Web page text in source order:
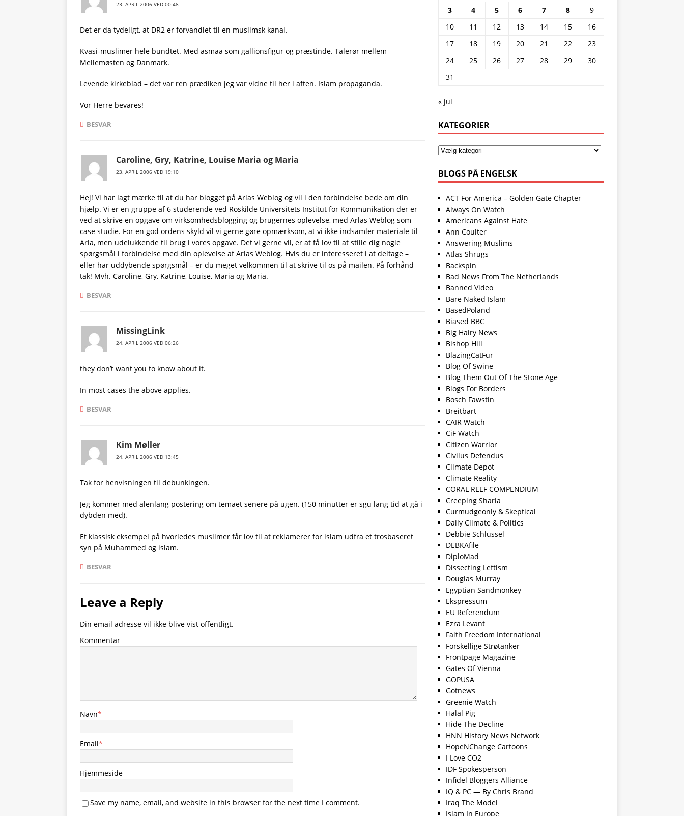
23. APRIL 2006 VED 00:48
Det er da tydeligt, at DR2 er forvandlet til en muslimsk kanal.
Kvasi-muslimer hele bundtet. Med asmaa som gallionsfigur og præstinde. Talerør mellem
Mellemøsten og Danmark.
Levende kirkeblad – det var ren prædiken jeg var vidne til her i aften. Islam propaganda.
Vor Herre bevares!
BESVAR
Caroline, Gry, Katrine, Louise Maria og Maria
23. APRIL 2006 VED 19:10
Hej! Vi har lagt mærke til at du har blogget på Arlas Weblog og vil i den forbindelse bede om din
hjælp. Vi er en gruppe af 6 studerende ved Roskilde Universitets Institut for Kommunikation der er
ved at skrive en opgave om virksomhedsblogging og brugernes oplevelse, med Arlas Weblog som
case studie. For en god ordens skyld vil vi gerne gøre opmærksom, at vi ikke indsamler materiale til
Arla, men udelukkende til brug i vores opgave. Det vi gerne vil, er at få lov til at stille dig nogle
spørgsmål i forbindelse med din oplevelse af Arlas Weblog. Hvis du er interesseret i at deltage –
eller har uddybende spørgsmål – er du meget velkommen til at skrive til os på mailen. På forhånd
tak! Mvh. Caroline, Gry, Katrine, Louise, Maria og Maria.
BESVAR
MissingLink
24. APRIL 2006 VED 06:26
they don’t want you to know about it.
In most cases the above applies.
BESVAR
Kim Møller
24. APRIL 2006 VED 13:45
Tak for henvisningen til debunkingen.
Jeg kommer med alenlang postering om temaet senere på ugen. (150 minutter er sgu lang tid at gå i
dybden med).
Et klassisk eksempel på hvorledes muslimer får lov til at reklamerer for islam udfra et trosbaseret
syn på Muhammed og islam.
BESVAR
Leave a Reply
Din email adresse vil ikke blive vist offentligt.
Kommentar
Navn*
Email*
Hjemmeside
Save my name, email, and website in this browser for the next time I comment.
3
4 5 6 7 8
9
10
11 12 13 14 15
16
17
18 19 20 21 22
23
24
25 26 27 28 29
30
31
« jul
KATEGORIER
BLOGS PÅ ENGELSK
ACT For America – Golden Gate Chapter
Always On Watch
Americans Against Hate
Ann Coulter
Answering Muslims
Atlas Shrugs
Backspin
Bad News From The Netherlands
Banned Video
Bare Naked Islam
BasedPoland
Biased BBC
Big Hairy News
Bishop Hill
BlazingCatFur
Blog Of Swine
Blog Them Out Of The Stone Age
Blogs For Borders
Bosch Fawstin
Breitbart
CAIR Watch
CiF Watch
Citizen Warrior
Civilus Defendus
Climate Depot
Climate Reality
CORAL REEF COMPENDIUM
Creeping Sharia
Curmudgeonly & Skeptical
Daily Climate & Politics
Debbie Schlussel
DEBKAfile
DiploMad
Dissecting Leftism
Douglas Murray
Egyptian Sandmonkey
Ekspressum
EU Referendum
Ezra Levant
Faith Freedom International
Forskellige Strøtanker
Frontpage Magazine
Gates Of Vienna
GOPUSA
Gotnews
Greenie Watch
Halal Pig
Hide The Decline
HNN History News Network
HopeNChange Cartoons
I Love CO2
IDF Spokesperson
Infidel Bloggers Alliance
IQ & PC — By Chris Brand
Iraq The Model
Islam In Europe